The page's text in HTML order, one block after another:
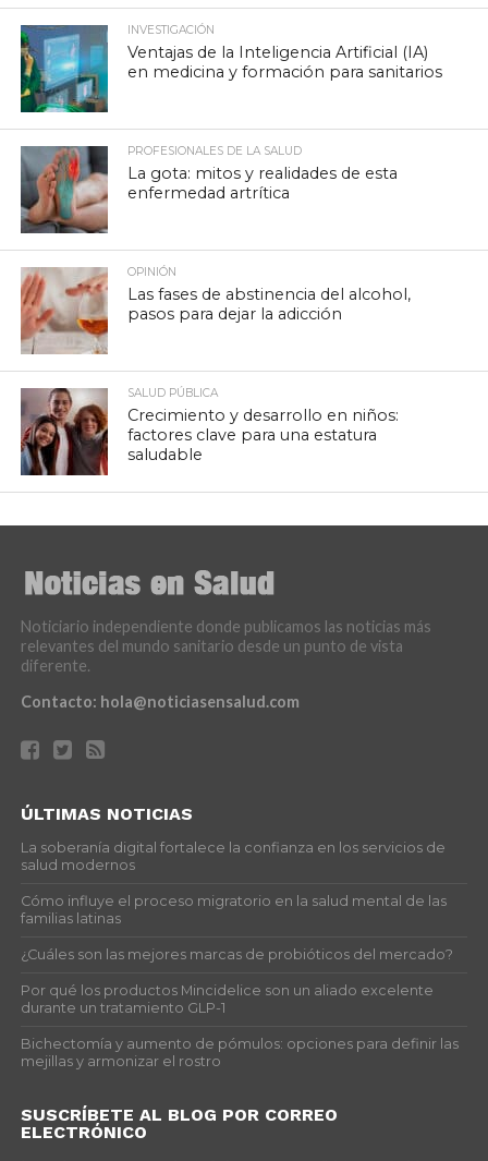
INVESTIGACIÓN
Ventajas de la Inteligencia Artificial (IA)
en medicina y formación para sanitarios
PROFESIONALES DE LA SALUD
La gota: mitos y realidades de esta
enfermedad artrítica
OPINIÓN
Las fases de abstinencia del alcohol,
pasos para dejar la adicción
SALUD PÚBLICA
Crecimiento y desarrollo en niños:
factores clave para una estatura
saludable
Noticiario independiente donde publicamos las noticias más
relevantes del mundo sanitario desde un punto de vista
diferente.
Contacto: hola@noticiasensalud.com
ÚLTIMAS NOTICIAS
La soberanía digital fortalece la confianza en los servicios de
salud modernos
Cómo influye el proceso migratorio en la salud mental de las
familias latinas
¿Cuáles son las mejores marcas de probióticos del mercado?
Por qué los productos Mincidelice son un aliado excelente
durante un tratamiento GLP-1
Bichectomía y aumento de pómulos: opciones para definir las
mejillas y armonizar el rostro
SUSCRÍBETE AL BLOG POR CORREO
ELECTRÓNICO